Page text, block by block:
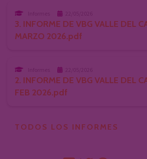
3. INFORME DE VBG VALLE DEL
MARZO 2026.pdf
2. INFORME DE VBG VALLE DEL
FEB 2026.pdf
TODOS LOS INFORMES